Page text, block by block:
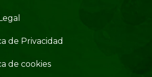
de Privacidad
de cookies